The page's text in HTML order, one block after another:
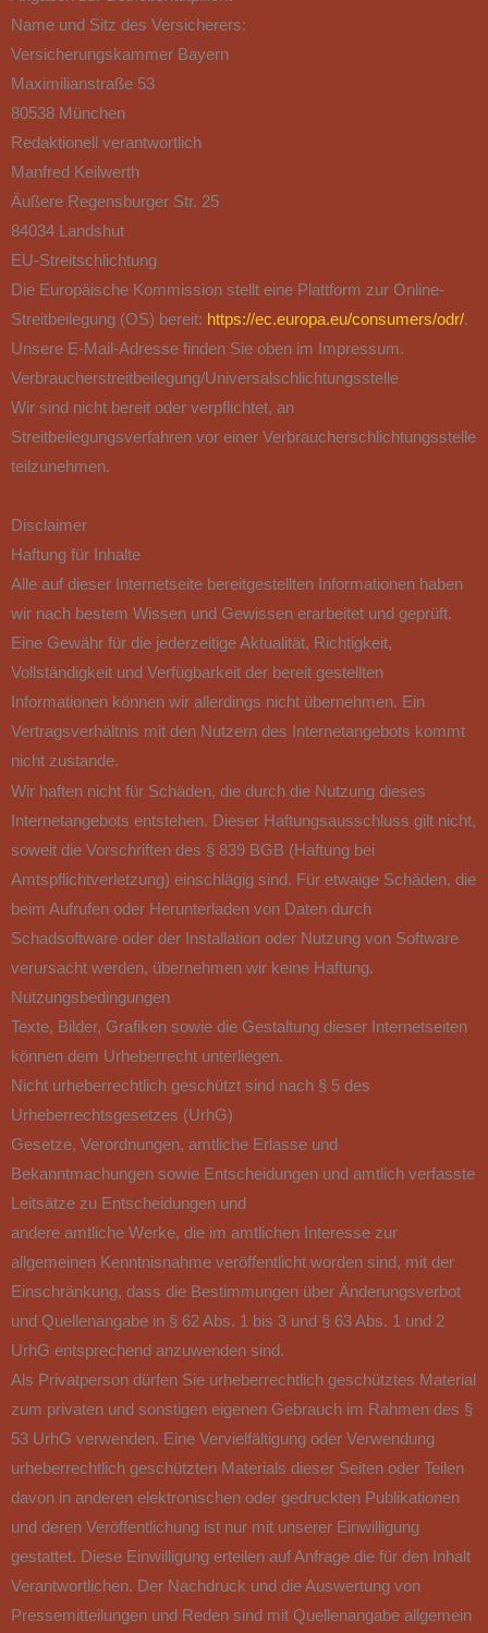
Name und Sitz des Versicherers:
Versicherungskammer Bayern
Maximilianstraße 53
80538 München
Redaktionell verantwortlich
Manfred Keilwerth
Äußere Regensburger Str. 25
84034 Landshut
EU-Streitschlichtung
Die Europäische Kommission stellt eine Plattform zur Online-
Streitbeilegung (OS) bereit: https://ec.europa.eu/consumers/odr/.
Unsere E-Mail-Adresse finden Sie oben im Impressum.
Verbraucher­streit­beilegung/Universal­schlichtungs­stelle
Wir sind nicht bereit oder verpflichtet, an
Streitbeilegungsverfahren vor einer Verbraucherschlichtungsstelle
teilzunehmen.
Disclaimer
Haftung für Inhalte
Alle auf dieser Internetseite bereitgestellten Informationen haben
wir nach bestem Wissen und Gewissen erarbeitet und geprüft.
Eine Gewähr für die jederzeitige Aktualität, Richtigkeit,
Vollständigkeit und Verfügbarkeit der bereit gestellten
Informationen können wir allerdings nicht übernehmen. Ein
Vertragsverhältnis mit den Nutzern des Internetangebots kommt
nicht zustande.
Wir haften nicht für Schäden, die durch die Nutzung dieses
Internetangebots entstehen. Dieser Haftungsausschluss gilt nicht,
soweit die Vorschriften des § 839 BGB (Haftung bei
Amtspflichtverletzung) einschlägig sind. Für etwaige Schäden, die
beim Aufrufen oder Herunterladen von Daten durch
Schadsoftware oder der Installation oder Nutzung von Software
verursacht werden, übernehmen wir keine Haftung.
Nutzungsbedingungen
Texte, Bilder, Grafiken sowie die Gestaltung dieser Internetseiten
können dem Urheberrecht unterliegen.
Nicht urheberrechtlich geschützt sind nach § 5 des
Urheberrechtsgesetzes (UrhG)
Gesetze, Verordnungen, amtliche Erlasse und
Bekanntmachungen sowie Entscheidungen und amtlich verfasste
Leitsätze zu Entscheidungen und
andere amtliche Werke, die im amtlichen Interesse zur
allgemeinen Kenntnisnahme veröffentlicht worden sind, mit der
Einschränkung, dass die Bestimmungen über Änderungsverbot
und Quellenangabe in § 62 Abs. 1 bis 3 und § 63 Abs. 1 und 2
UrhG entsprechend anzuwenden sind.
Als Privatperson dürfen Sie urheberrechtlich geschütztes Material
zum privaten und sonstigen eigenen Gebrauch im Rahmen des §
53 UrhG verwenden. Eine Vervielfältigung oder Verwendung
urheberrechtlich geschützten Materials dieser Seiten oder Teilen
davon in anderen elektronischen oder gedruckten Publikationen
und deren Veröffentlichung ist nur mit unserer Einwilligung
gestattet. Diese Einwilligung erteilen auf Anfrage die für den Inhalt
Verantwortlichen. Der Nachdruck und die Auswertung von
Pressemitteilungen und Reden sind mit Quellenangabe allgemein